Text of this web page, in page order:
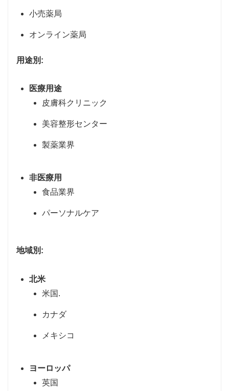
小売薬局
オンライン薬局
用途別:
医療用途
皮膚科クリニック
美容整形センター
製薬業界
非医療用
食品業界
パーソナルケア
地域別:
北米
米国.
カナダ
メキシコ
ヨーロッパ
英国